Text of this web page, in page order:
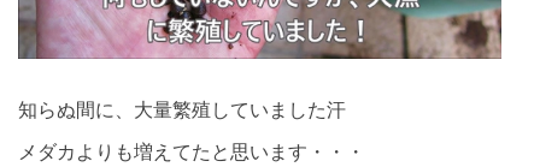
知らぬ間に、大量繁殖していました汗
メダカよりも増えてたと思います・・・